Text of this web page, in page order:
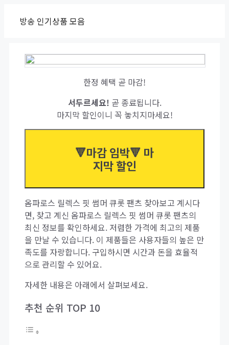
방송 인기상품 모음
한정 혜택 곧 마감!
서두르세요! 곧 종료됩니다.
마지막 할인이니 꼭 놓치지마세요!
🔻마감 임박🔻 마
지막 할인
옴파로스 릴렉스 핏 썸머 큐롯 팬츠 찾아보고 계시다
면, 찾고 계신 옴파로스 릴렉스 핏 썸머 큐롯 팬츠의
최신 정보를 확인하세요. 저렴한 가격에 최고의 제품
을 만날 수 있습니다. 이 제품들은 사용자들의 높은 만
족도를 자랑합니다. 구입하시면 시간과 돈을 효율적
으로 관리할 수 있어요.
자세한 내용은 아래에서 살펴보세요.
추천 순위 TOP 10